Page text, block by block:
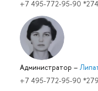
+7 495-772-95-90
Администратор –
+7 495-772-95-90